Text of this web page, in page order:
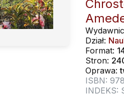
Dział:
Format:
Stron:
Oprawa:
ISBN:
INDEKS: